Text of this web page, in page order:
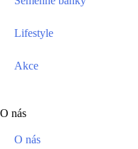
Lifestyle
Akce
O nás
O nás